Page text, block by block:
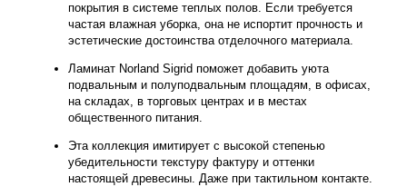
покрытия в системе теплых полов. Если требуется
частая влажная уборка, она не испортит прочность и
эстетические достоинства отделочного материала.
Ламинат Norland Sigrid поможет добавить уюта
подвальным и полуподвальным площадям, в офисах,
на складах, в торговых центрах и в местах
общественного питания.
Эта коллекция имитирует с высокой степенью
убедительности текстуру фактуру и оттенки
настоящей древесины. Даже при тактильном контакте.